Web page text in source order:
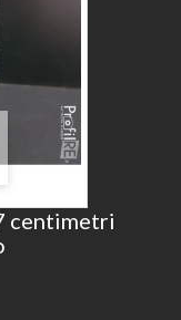
centimetri